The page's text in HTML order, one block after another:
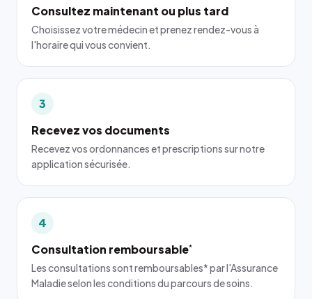
Consultez maintenant ou plus tard
Choisissez votre médecin et prenez rendez-vous à
l'horaire qui vous convient.
3
Recevez vos documents
Recevez vos ordonnances et prescriptions sur notre
application sécurisée.
4
Consultation remboursable*
Les consultations sont remboursables* par l'Assurance
Maladie selon les conditions du parcours de soins.